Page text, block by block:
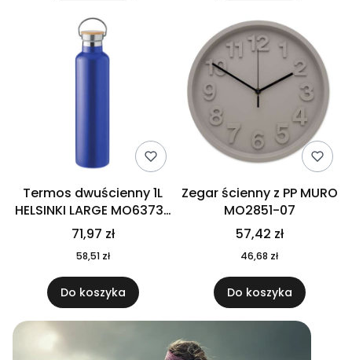
Termos dwuścienny 1L
HELSINKI LARGE MO6373-
04
71,97 zł
58,51 zł
Do koszyka
Zegar ścienny z PP MURO
MO2851-07
57,42 zł
46,68 zł
Do koszyka